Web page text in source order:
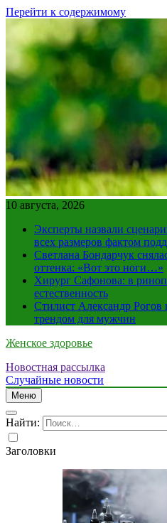
Перейти к содержимому
10 августа, 2026
Эксперты назвали
всех размеров фактом
Светлана Бондарчук
оттенка: «Вот это ноги…»
Хирург Сафонова: в
естественность
Стилист Александр Рогов
трендом для мужчин
Женское здоровье
Новостная рассылка
Случайные новости
Меню
Найти:
Заголовки